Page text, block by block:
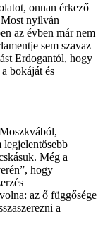
onnan érkező
nyilván
az évben már nem
sem szavaz
Erdogantól, hogy
bokáját és
Még a
hogy
az ő függősége
a